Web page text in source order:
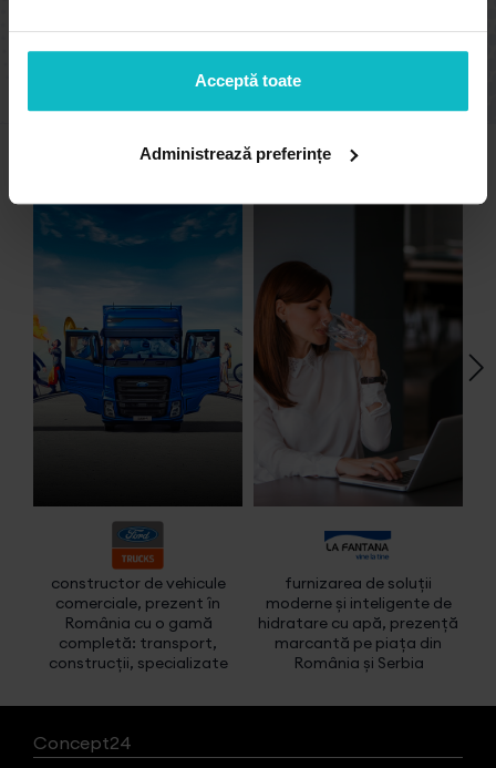
Acceptă toate
Administrează preferințe
online. Colaborăm de mulți ani și îi considerăm
parteneri de încredere. Oferă soluții integrate
orientate spre rezultat.
alte proiecte
constructor de vehicule
comerciale, prezent în
România cu o gamă
completă: transport,
construcții, specializate
furnizarea de soluții
moderne și inteligente de
hidratare cu apă, prezență
marcantă pe piața din
România și Serbia
Concept24